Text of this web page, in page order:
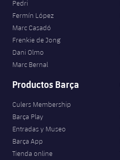
Pedri
Fermín López
Marc Casadó
Frenkie de Jong
Dani Olmo
Marc Bernal
Productos Barça
Culers Membership
Barça Play
Entradas y Museo
Barça App
Tienda online